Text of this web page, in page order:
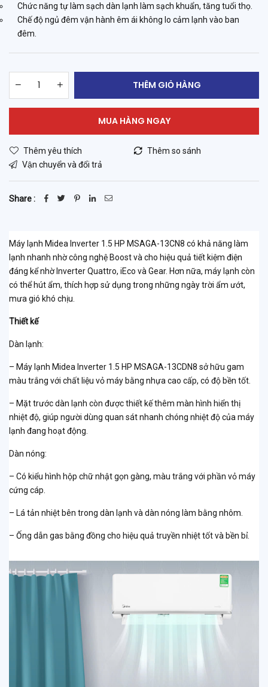
Chức năng tự làm sạch dàn lạnh làm sạch khuẩn, tăng tuổi thọ.
Chế độ ngủ đêm vận hành êm ái không lo cảm lạnh vào ban
đêm.
THÊM GIỎ HÀNG
MUA HÀNG NGAY
Thêm yêu thích
Thêm so sánh
Vận chuyển và đổi trả
Share :
Máy lạnh Midea Inverter 1.5 HP MSAGA-13CN8 có khả năng làm
lạnh nhanh nhờ công nghệ Boost và cho hiệu quả tiết kiệm điện
đáng kể nhờ Inverter Quattro, iEco và Gear. Hơn nữa, máy lạnh còn
có thể hút ẩm, thích hợp sử dụng trong những ngày trời ẩm ướt,
mưa gió khó chịu.
Thiết kế
Dàn lạnh:
– Máy lạnh Midea Inverter 1.5 HP MSAGA-13CDN8 sở hữu gam
màu trắng với chất liệu vỏ máy bằng nhựa cao cấp, có độ bền tốt.
– Mặt trước dàn lạnh còn được thiết kế thêm màn hình hiển thị
nhiệt độ, giúp người dùng quan sát nhanh chóng nhiệt độ của máy
lạnh đang hoạt động.
Dàn nóng:
– Có kiểu hình hộp chữ nhật gọn gàng, màu trắng với phần vỏ máy
cứng cáp.
– Lá tản nhiệt bên trong dàn lạnh và dàn nóng làm bằng nhôm.
– Ống dẫn gas bằng đồng cho hiệu quả truyền nhiệt tốt và bền bỉ.